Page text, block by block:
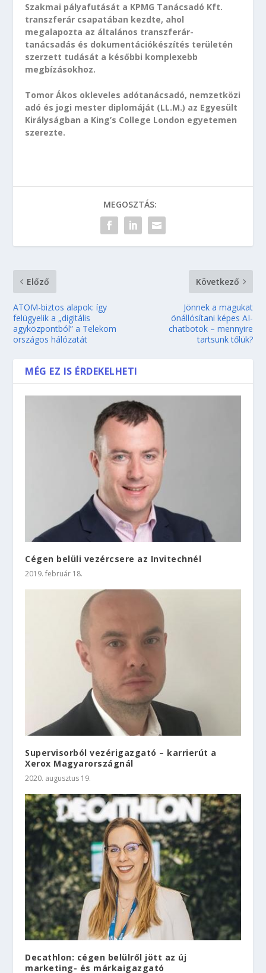
Szakmai pályafutását a KPMG Tanácsadó Kft.
transzferár csapatában kezdte, ahol
megalapozta az általános transzferár-
tanácsadás és dokumentációkészítés területén
szerzett tudását a későbbi komplexebb
megbízásokhoz.
Tomor Ákos okleveles adótanácsadó, nemzetközi
adó és jogi mester diplomáját (LL.M.) az Egyesült
Királyságban a King’s College London egyetemen
szerezte.
MEGOSZTÁS:
Előző
ATOM-biztos alapok: így
felügyelik a „digitális
agyközpontból” a Telekom
országos hálózatát
Következő
Jönnek a magukat
önállósítani képes AI-
chatbotok – mennyire
tartsunk tőlük?
MÉG EZ IS ÉRDEKELHETI
Cégen belüli vezércsere az Invitechnél
2019. február 18.
Supervisorból vezérigazgató – karrierút a
Xerox Magyarországnál
2020. augusztus 19.
Decathlon: cégen belülről jött az új
marketing- és márkaigazgató